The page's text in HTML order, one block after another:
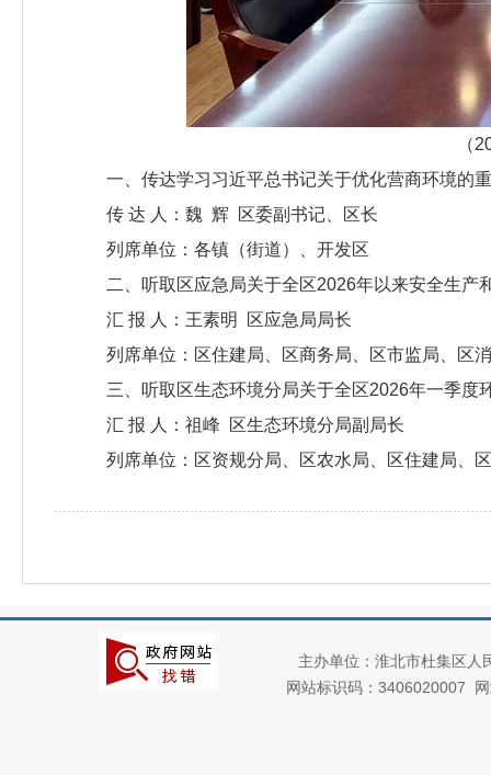
（
一、传达学习习近平总书记关于优化营商环境的
传 达 人：魏 辉 区委副书记、区长
列席单位：各镇（街道）、开发区
二、听取区应急局关于全区2026年以来安全生产
汇 报 人：王素明 区应急局局长
列席单位：区住建局、区商务局、区市监局、区
三、听取区生态环境分局关于全区2026年一季度
汇 报 人：祖峰 区生态环境分局副局长
列席单位：区资规分局、区农水局、区住建局、
主办单位：淮北市杜集区
网站标识码：3406020007